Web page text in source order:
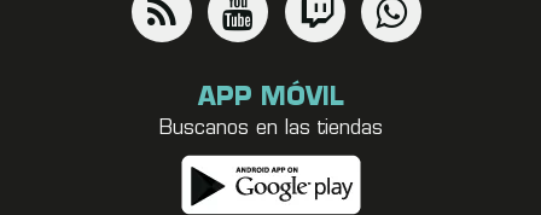
APP MÓVIL
Buscanos en las tiendas